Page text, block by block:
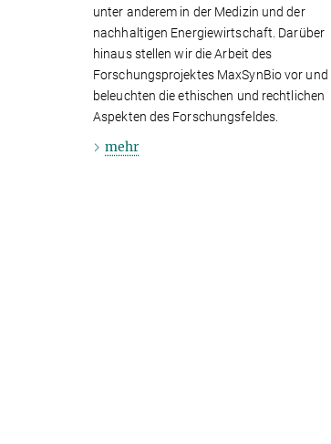
unter anderem in der Medizin und der
nachhaltigen Energiewirtschaft. Darüber
hinaus stellen wir die Arbeit des
Forschungsprojektes MaxSynBio vor und
beleuchten die ethischen und rechtlichen
Aspekten des Forschungsfeldes.
mehr